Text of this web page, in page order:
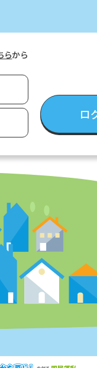
らから